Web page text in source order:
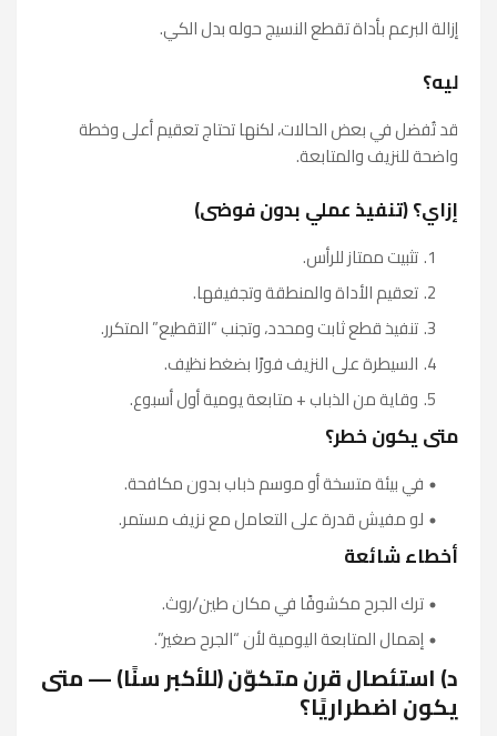
إزالة البرعم بأداة تقطع النسيج حوله بدل الكي.
ليه؟
قد تُفضل في بعض الحالات، لكنها تحتاج تعقيم أعلى وخطة
واضحة للنزيف والمتابعة.
إزاي؟ (تنفيذ عملي بدون فوضى)
تثبيت ممتاز للرأس.
تعقيم الأداة والمنطقة وتجفيفها.
تنفيذ قطع ثابت ومحدد، وتجنب “التقطيع” المتكرر.
السيطرة على النزيف فورًا بضغط نظيف.
وقاية من الذباب + متابعة يومية أول أسبوع.
متى يكون خطر؟
في بيئة متسخة أو موسم ذباب بدون مكافحة.
لو مفيش قدرة على التعامل مع نزيف مستمر.
أخطاء شائعة
ترك الجرح مكشوفًا في مكان طين/روث.
إهمال المتابعة اليومية لأن “الجرح صغير”.
د) استئصال قرن متكوّن (للأكبر سنًا) — متى
يكون اضطراريًا؟